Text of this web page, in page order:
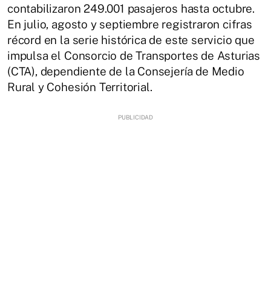
contabilizaron 249.001 pasajeros hasta octubre.
En julio, agosto y septiembre registraron cifras
récord en la serie histórica de este servicio que
impulsa el Consorcio de Transportes de Asturias
(CTA), dependiente de la Consejería de Medio
Rural y Cohesión Territorial.